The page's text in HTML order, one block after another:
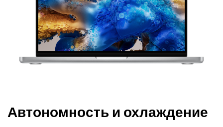
Автономность и охлаждение